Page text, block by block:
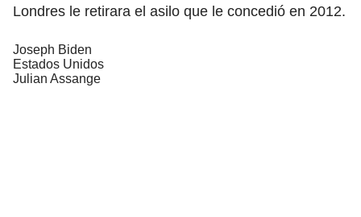
Londres le retirara el asilo que le concedió en 2012.
Joseph Biden
Estados Unidos
Julian Assange